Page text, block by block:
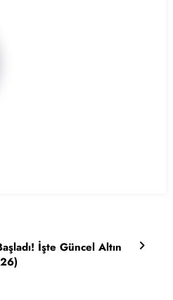
İşte Güncel Altın